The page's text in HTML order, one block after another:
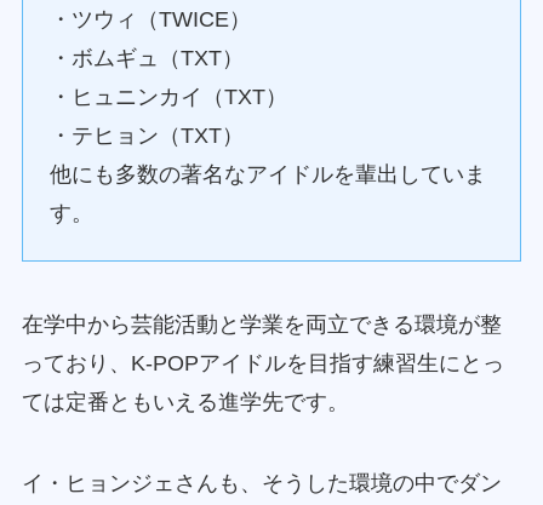
・ツウィ（TWICE）
・ボムギュ（TXT）
・ヒュニンカイ（TXT）
・テヒョン（TXT）
他にも多数の著名なアイドルを輩出していま
す。
在学中から芸能活動と学業を両立できる環境が整
っており、K-POPアイドルを目指す練習生にとっ
ては定番ともいえる進学先です。
イ・ヒョンジェさんも、そうした環境の中でダン